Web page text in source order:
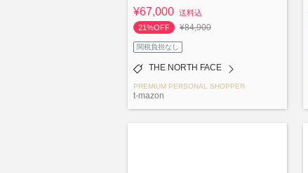
¥67,000 送料込
21%OFF
¥84,900
関税負担なし
THE NORTH FACE
PREMIUM PERSONAL SHOPPER
t-mazon